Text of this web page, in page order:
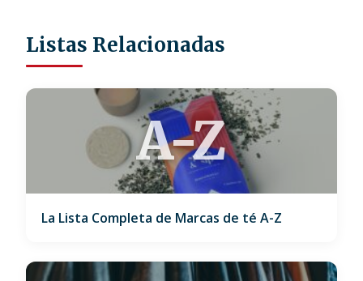
Listas Relacionadas
A-Z
La Lista Completa de Marcas de té A-Z